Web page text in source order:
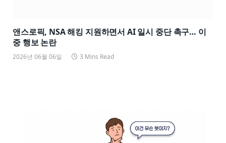
앤스로픽, NSA 해킹 지원하면서 AI 일시 중단 촉구… 이
중 행보 논란
2026년 06월 06일 3 Mins Read